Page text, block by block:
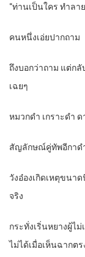
“ท่านเป็นใคร ทำลา
คนหนึ่งเอ่ยปากถาม
ถึงบอกว่าถาม แต่ก
เฉยๆ
หมวกดำ เกราะดำ
สัญลักษณ์คู่ทัพอีกาด
วังอ๋องเกิดเหตุขนา
จริง
กระทั่งเริ่นหยางผู้ไ
ไม่ได้เมื่อเห็นฉากต